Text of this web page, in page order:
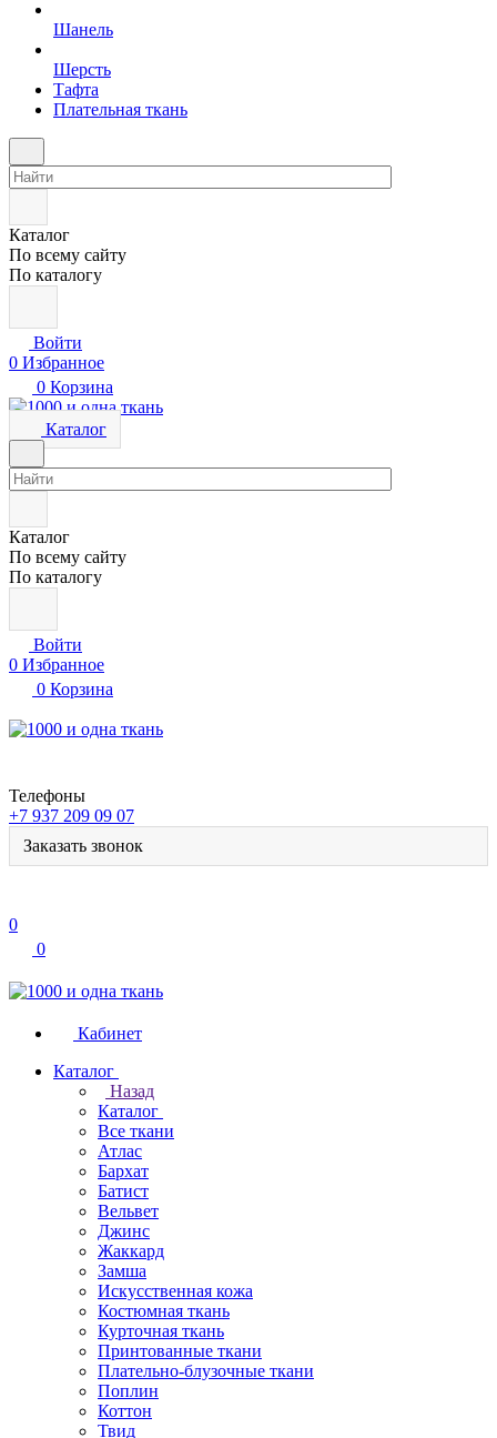
Шанель
Шерсть
Тафта
Плательная ткань
Каталог
По всему сайту
По каталогу
Войти
0 Избранное
0 Корзина
Каталог
Каталог
По всему сайту
По каталогу
Войти
0 Избранное
0 Корзина
Телефоны
+7 937 209 09 07
Заказать звонок
0
0
Кабинет
Каталог
Назад
Каталог
Все ткани
Атлас
Бархат
Батист
Вельвет
Джинс
Жаккард
Замша
Искусственная кожа
Костюмная ткань
Курточная ткань
Принтованные ткани
Плательно-блузочные ткани
Поплин
Коттон
Твид